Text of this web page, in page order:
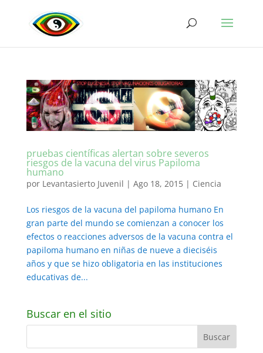
pruebas científicas alertan sobre severos
riesgos de la vacuna del virus Papiloma
humano
por Levantasierto Juvenil | Ago 18, 2015| Ciencia
Los riesgos de la vacuna del papiloma humano En
gran parte del mundo se comienzan a conocer los
efectos o reacciones adversos de la vacuna contra el
papiloma humano en niñas de nueve a dieciséis
años y que se hizo obligatoria en las instituciones
educativas de...
Buscar en el sitio